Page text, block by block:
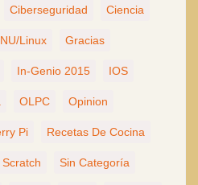
Ciberseguridad Ciencia
Linux Gracias
In-Genio 2015 IOS
OLPC Opinion
Pi Recetas De Cocina
Scratch Sin Categoría